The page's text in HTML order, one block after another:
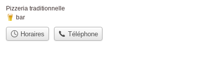
Pizzeria traditionnelle
bar
Horaires Téléphone